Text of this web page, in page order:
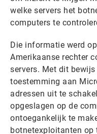
welke servers het
computers te
Die informatie werd
Amerikaanse rechter
servers. Met dit
toestemming aan
adressen uit te
opgeslagen op de
ontoegankelijk te
botnetexploitanten op